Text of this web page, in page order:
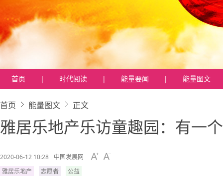
首页 | 时代阅读 | 能量要闻 | 能量图文
首页 能量图文 正文
雅居乐地产乐访童趣园：有一
2020-06-12 10:28
中国发展网
雅居乐地产
志愿者 公益